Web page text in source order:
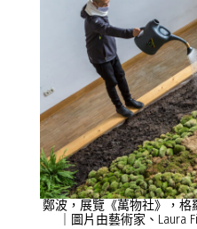
鄭波， 展覽 《萬物社》 ， 格
｜圖片由藝術家 、 Laura